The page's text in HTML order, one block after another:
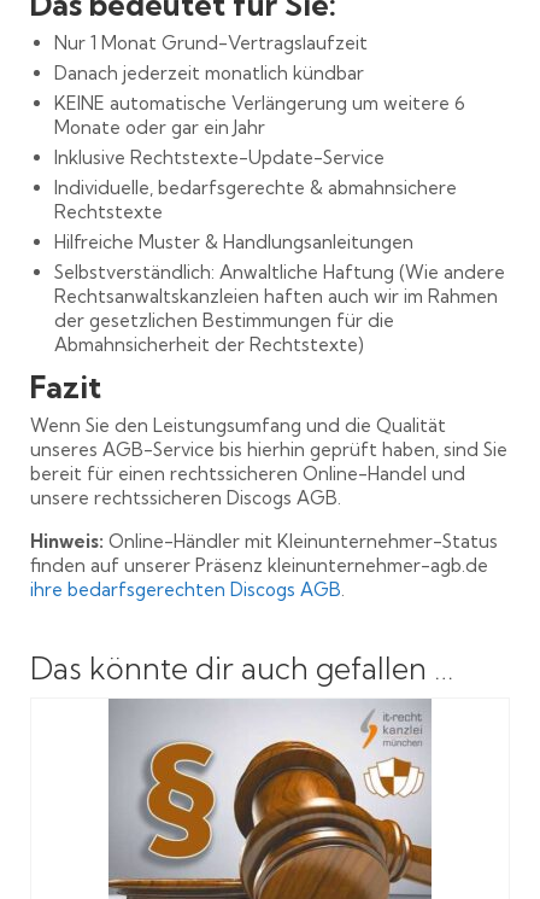
Nur 1 Monat Grund-Vertragslaufzeit
Danach jederzeit monatlich kündbar
KEINE automatische Verlängerung um weitere 6
Monate oder gar ein Jahr
Inklusive Rechtstexte-Update-Service
Individuelle, bedarfsgerechte & abmahnsichere
Rechtstexte
Hilfreiche Muster & Handlungsanleitungen
Selbstverständlich: Anwaltliche Haftung (Wie andere
Rechtsanwaltskanzleien haften auch wir im Rahmen
der gesetzlichen Bestimmungen für die
Abmahnsicherheit der Rechtstexte)
Fazit
Wenn Sie den Leistungsumfang und die Qualität
unseres AGB-Service bis hierhin geprüft haben, sind Sie
bereit für einen rechtssicheren Online-Handel und
unsere rechtssicheren Discogs AGB.
Hinweis: Online-Händler mit Kleinunternehmer-Status
finden auf unserer Präsenz kleinunternehmer-agb.de
ihre bedarfsgerechten Discogs AGB
Das könnte dir auch gefallen …